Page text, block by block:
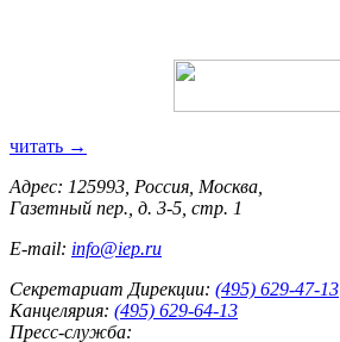
читать →
Адрес: 125993, Россия, Москва,
Газетный пер., д. 3-5, стр. 1
E-mail: info@iep.ru
Секретариат Дирекции: (495) 629-47-13
Канцелярия: (495) 629-64-13
Пресс-служба: